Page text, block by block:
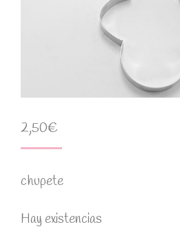
2,50€
chupete
Hay existencias